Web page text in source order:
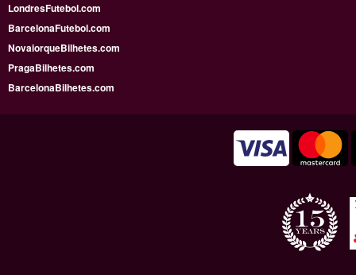
LondresFutebol.com
BarcelonaFutebol.com
NovaiorqueBilhetes.com
PragaBilhetes.com
BarcelonaBilhetes.com